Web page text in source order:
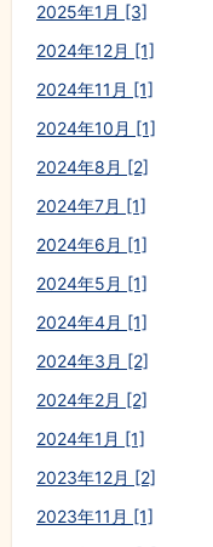
2025年1月 [3]
2024年12月 [1]
2024年11月 [1]
2024年10月 [1]
2024年8月 [2]
2024年7月 [1]
2024年6月 [1]
2024年5月 [1]
2024年4月 [1]
2024年3月 [2]
2024年2月 [2]
2024年1月 [1]
2023年12月 [2]
2023年11月 [1]